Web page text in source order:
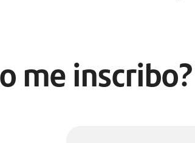
me inscribo?